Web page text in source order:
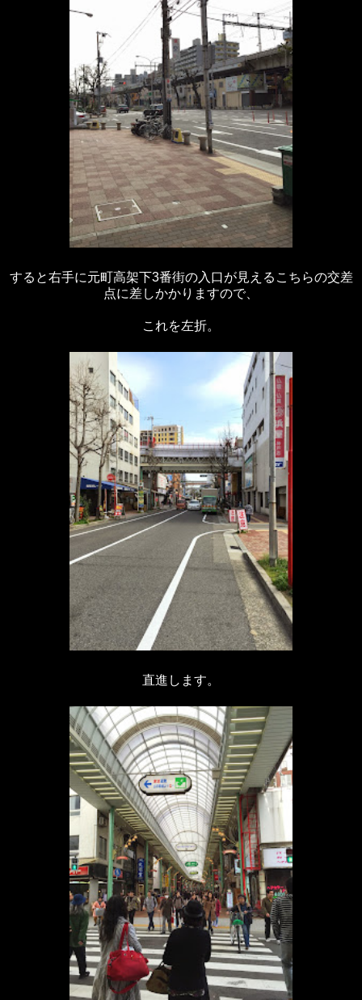
すると右手に元町高架下3番街の入口が見えるこちらの交差
点に差しかかりますので、
これを左折。
直進します。